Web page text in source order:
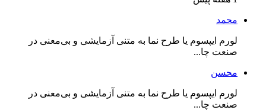
محمد
لورم ایپسوم یا طرح‌ نما به متنی آزمایشی و بی‌معنی در
صنعت چا...
محسن
لورم ایپسوم یا طرح‌ نما به متنی آزمایشی و بی‌معنی در
صنعت چا...